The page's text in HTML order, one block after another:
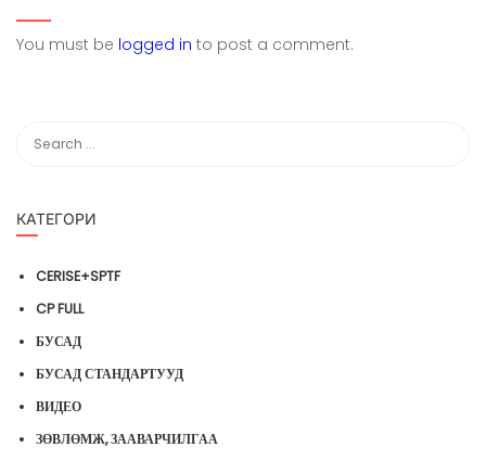
You must be logged in to post a comment.
КАТЕГОРИ
CERISE+SPTF
CP FULL
БУСАД
БУСАД СТАНДАРТУУД
ВИДЕО
ЗӨВЛӨМЖ, ЗААВАРЧИЛГАА